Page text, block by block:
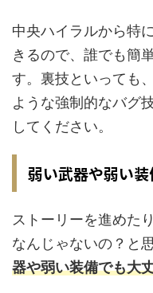
中央ハイラルから特
きるので、誰でも簡
す。裏技といっても
ような強制的なバグ
してください。
弱い武器や弱い装
ストーリーを進めた
なんじゃないの？と
器や弱い装備でも大